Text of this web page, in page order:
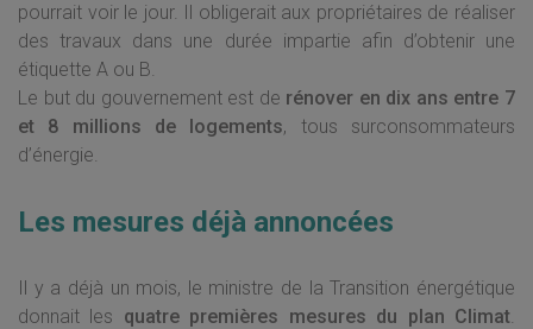
pourrait voir le jour. Il obligerait aux propriétaires de réaliser
des travaux dans une durée impartie afin d’obtenir une
étiquette A ou B.
Le but du gouvernement est de rénover en dix ans entre 7
et 8 millions de logements, tous surconsommateurs
d’énergie.
Les mesures déjà annoncées
Il y a déjà un mois, le ministre de la Transition énergétique
donnait les quatre premières mesures du plan Climat.